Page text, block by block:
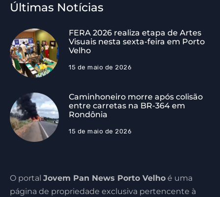
Últimas Notícias
FERA 2026 realiza etapa de Artes
Visuais nesta sexta-feira em Porto
Velho
15 de maio de 2026
Caminhoneiro morre após colisão
entre carretas na BR-364 em
Rondônia
15 de maio de 2026
O portal Jovem Pan News Porto Velho é uma
página de propriedade exclusiva pertencente à